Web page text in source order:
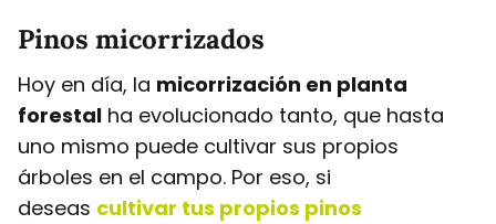
Pinos micorrizados
Hoy en día, la micorrización en planta
forestal ha evolucionado tanto, que hasta
uno mismo puede cultivar sus propios
árboles en el campo. Por eso, si
deseas cultivar tus propios pinos